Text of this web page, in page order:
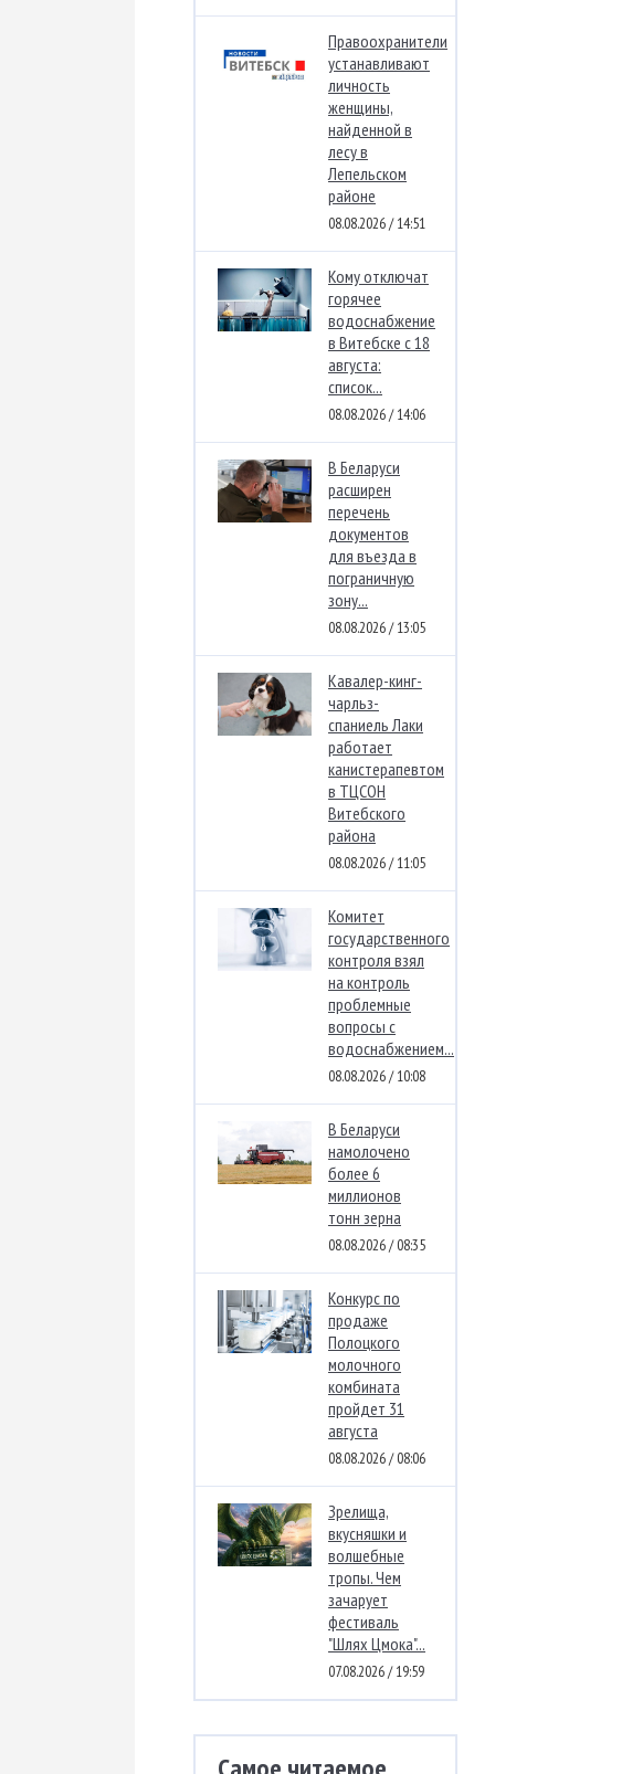
Правоохранители
устанавливают
личность
женщины,
найденной в
лесу в
Лепельском
районе
08.08.2026 / 14:51
Кому отключат
горячее
водоснабжение
в Витебске с 18
августа:
список...
08.08.2026 / 14:06
В Беларуси
расширен
перечень
документов
для въезда в
пограничную
зону...
08.08.2026 / 13:05
Кавалер-кинг-
чарльз-
спаниель Лаки
работает
канистерапевтом
в ТЦСОН
Витебского
района
08.08.2026 / 11:05
Комитет
государственного
контроля взял
на контроль
проблемные
вопросы с
водоснабжением...
08.08.2026 / 10:08
В Беларуси
намолочено
более 6
миллионов
тонн зерна
08.08.2026 / 08:35
Конкурс по
продаже
Полоцкого
молочного
комбината
пройдет 31
августа
08.08.2026 / 08:06
Зрелища,
вкусняшки и
волшебные
тропы. Чем
зачарует
фестиваль
"Шлях Цмока"...
07.08.2026 / 19:59